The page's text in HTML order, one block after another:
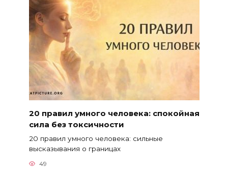
20 правил умного человека: спокойная
сила без токсичности
20 правил умного человека: сильные
высказывания о границах
49